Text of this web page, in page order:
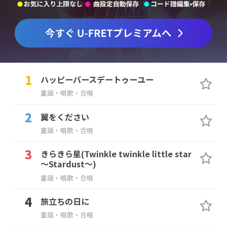
ハッピーバースデートゥーユー
童謡・唱歌・合唱
翼をください
童謡・唱歌・合唱
きらきら星(Twinkle twinkle little star
～Stardust～)
童謡・唱歌・合唱
旅立ちの日に
童謡・唱歌・合唱